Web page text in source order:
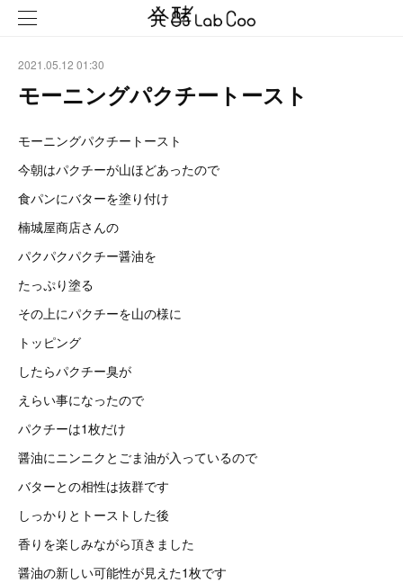
2021.05.12 01:30
モーニングパクチートースト
モーニングパクチートースト
今朝はパクチーが山ほどあったので
食パンにバターを塗り付け
楠城屋商店さんの
パクパクパクチー醤油を
たっぷり塗る
その上にパクチーを山の様に
トッピング
したらパクチー臭が
えらい事になったので
パクチーは1枚だけ
醤油にニンニクとごま油が入っているので
バターとの相性は抜群です
しっかりとトーストした後
香りを楽しみながら頂きました
醤油の新しい可能性が見えた1枚です